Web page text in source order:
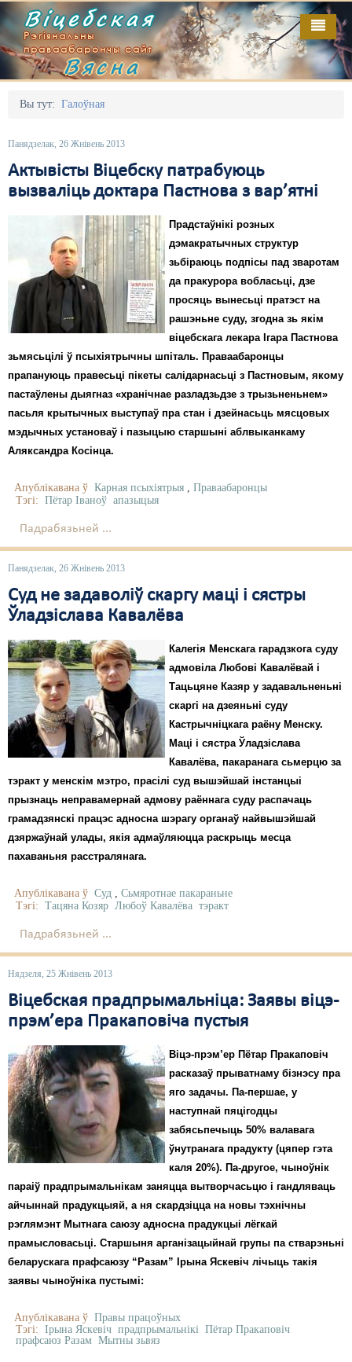
Віцебская
Рэгіянальны
праваабарончы сайт
Вясна
Вы тут: Галоўная
Панядзелак, 26 Жнівень 2013
Актывісты Віцебску патрабуюць
вызваліць доктара Пастнова з вар’ятні
Прадстаўнікі розных
дэмакратычных структур
зьбіраюць подпісы пад зваротам
да пракурора вобласьці, дзе
просяць вынесьці пратэст на
рашэньне суду, згодна зь якім
віцебскага лекара Ігара Пастнова
зьмясьцілі ў псыхіятрычны шпіталь. Праваабаронцы
прапануюць правесьці пікеты салідарнасьці з Пастновым, якому
пастаўлены дыягназ «хранічнае разладзьдзе з трызьненьнем»
пасьля крытычных выступаў пра стан і дзейнасьць мясцовых
мэдычных установаў і пазыцыю старшыні аблвыканкаму
Аляксандра Косінца.
Апублікавана ў Карная псыхіятрыя , Праваабаронцы
Тэгі: Пётар Іваноў апазыцыя
Падрабязьней ...
Панядзелак, 26 Жнівень 2013
Суд не задаволіў скаргу маці і сястры
Ўладзіслава Кавалёва
Калегія Менскага гарадзкога суду
адмовіла Любові Кавалёвай і
Тацьцяне Казяр у задавальненьні
скаргі на дзеяньні суду
Кастрычніцкага раёну Менску.
Маці і сястра Ўладзіслава
Кавалёва, пакаранага сьмерцю за
тэракт у менскім мэтро, прасілі суд вышэйшай інстанцыі
прызнаць неправамернай адмову раённага суду распачаць
грамадзянскі працэс адносна шэрагу органаў найвышэйшай
дзяржаўнай улады, якія адмаўляюцца раскрыць месца
пахаваньня расстралянага.
Апублікавана ў Суд , Сьмяротнае пакараньне
Тэгі: Тацяна Козяр Любоў Кавалёва тэракт
Падрабязьней ...
Нядзеля, 25 Жнівень 2013
Віцебская прадпрымальніца: Заявы віцэ-
прэм’ера Пракаповіча пустыя
Віцэ-прэм’ер Пётар Пракаповіч
расказаў прыватнаму бізнэсу пра
яго задачы. Па-першае, у
наступнай пяцігодцы
забясьпечыць 50% валавага
ўнутранага прадукту (цяпер гэта
каля 20%). Па-другое, чыноўнік
параіў прадпрымальнікам заняцца вытворчасьцю і гандляваць
айчыннай прадукцыяй, а ня скардзіцца на новы тэхнічны
рэглямэнт Мытнага саюзу адносна прадукцыі лёгкай
прамысловасьці. Старшыня арганізацыйнай групы па стварэньні
беларускага прафсаюзу “Разам” Ірына Яскевіч лічыць такія
заявы чыноўніка пустымі:
Апублікавана ў Правы працоўных
Тэгі: Ірына Яскевіч прадпрымальнікі Пётар Пракаповіч
прафсаюз Разам Мытны зьвяз
Галоўная
Адміністрацыйны перасьлед
Безбар'ернае асяродзьдзе
Выбары
Грамадзянскія ініцыятывы
Дзяржава
Дыскрымінацыя
Затрыманьні
Карная псыхіятрыя
КПЧ ААН
Культурныя правы
ЛПП
Праваабаронцы
Правы дзіцяці
Распальваньне варожасьці
Рознае
Свабода слова
Сьмяротнае пакараньне
Экалёгія
Правы працоўных
Выданьні
Кантакт
Пра нас